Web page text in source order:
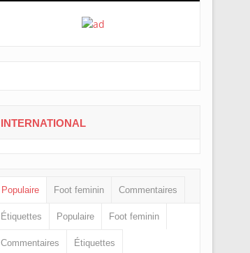
INTERNATIONAL
Populaire Foot feminin Commentaires
Étiquettes Populaire Foot feminin
Commentaires Étiquettes